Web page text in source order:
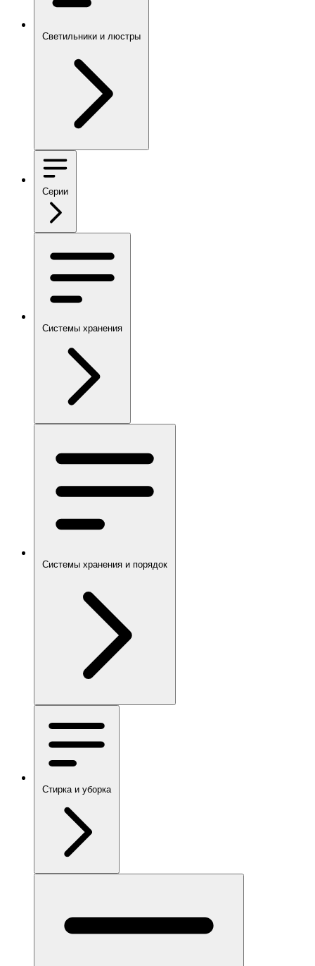
Светильники и люстры
Серии
Системы хранения
Системы хранения и порядок
Стирка и уборка